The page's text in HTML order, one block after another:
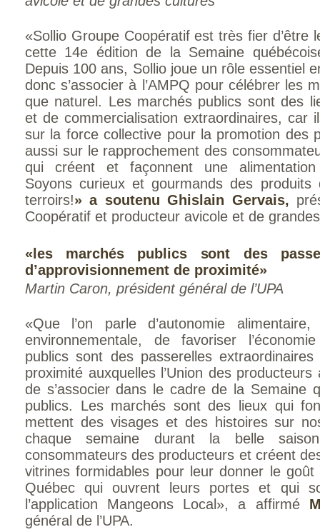
«Sollio Groupe Coopératif est très fier d’être
cette 14e édition de la Semaine
Depuis 100 ans, Sollio joue un rôle essentiel
donc s’associer à l’AMPQ pour célébrer les
que naturel. Les marchés publics sont des
et de commercialisation extraordinaires, car
sur la force collective pour la promotion des
aussi sur le rapprochement des
qui créent et façonnent une alimentation
Soyons curieux et gourmands des produits
terroirs!» a soutenu Ghislain Gervais,
Coopératif et producteur avicole et de
«les marchés publics sont des
d’approvisionnement de proximité»
Martin Caron, président général de l’UPA
«Que l’on parle d’autonomie
environnementale, de favoriser
publics sont des passerelles extraordinaires
proximité auxquelles l’Union des
de s’associer dans le cadre de la Semaine
publics. Les marchés sont des lieux qui
mettent des visages et des histoires sur
chaque semaine durant la belle
consommateurs des producteurs et créent
vitrines formidables pour leur donner le
Québec qui ouvrent leurs portes et qui
l’application Mangeons Local», a affirmé
général de l’UPA.